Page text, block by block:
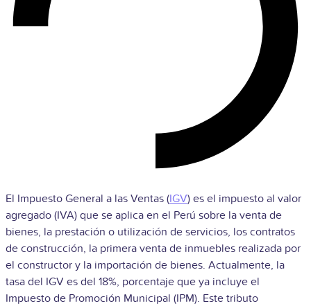
El Impuesto General a las Ventas (IGV) es el impuesto al valor
agregado (IVA) que se aplica en el Perú sobre la venta de
bienes, la prestación o utilización de servicios, los contratos
de construcción, la primera venta de inmuebles realizada por
el constructor y la importación de bienes. Actualmente, la
tasa del IGV es del 18%, porcentaje que ya incluye el
Impuesto de Promoción Municipal (IPM). Este tributo